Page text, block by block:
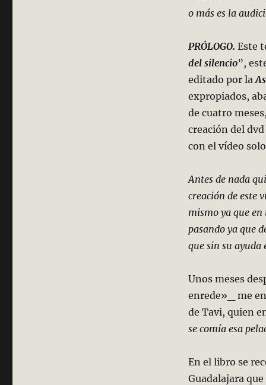
o más es la
PRÓLOGO. Este
del silencio”,
editado por la
expropiados,
de cuatro
creación del
con el vídeo
Antes de nada
creación de este
mismo ya que
pasando ya que
que sin su
Unos meses
enrede»_ me
de Tavi, quien
se comía esa
En el libro se
Guadalajara